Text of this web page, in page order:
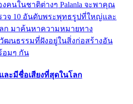
นในชาติต่างๆ Palanla จะพาคุณ
วจ 10 อันดับพระพุทธรูปที่ใหญ่และ
ก มาค้นหาความหมายทาง
ฒนธรรมที่ฝังอยู่ในสิ่งก่อสร้างอัน
อมๆ กัน
ละมีชื่อเสียงที่สุดในโลก